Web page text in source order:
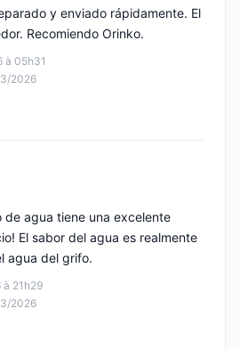
à 05h31
2026
y enviado rápidamente. El
Recomiendo Orinko.
21h29
2026
de agua tiene una excelente
El sabor del agua es realmente
agua del grifo.